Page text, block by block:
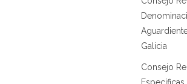
Galicia
Consejo